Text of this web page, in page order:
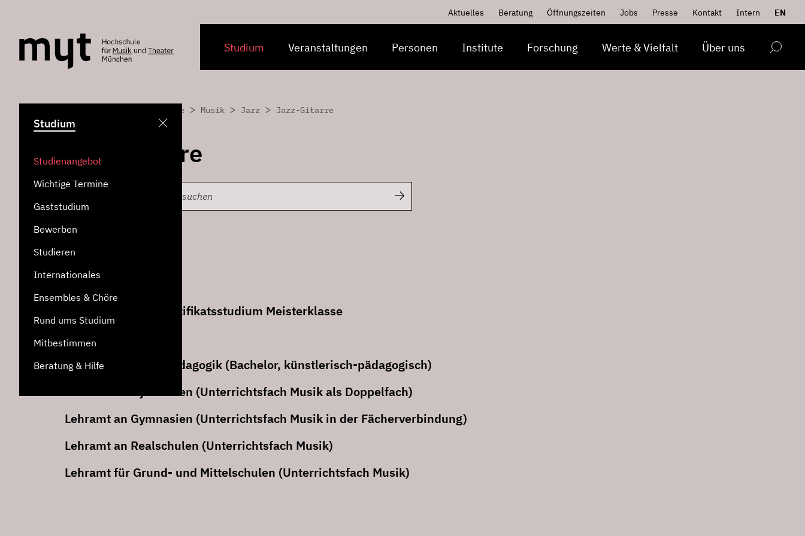
Studium
Studienangebot
Wichtige Termine
Gaststudium
Bewerben
Studieren
Internationales
Ensembles & Chöre
Rund ums Studium
Mitbestimmen
Beratung & Hilfe
Aktuelles Beratung Öffnungszeiten Jobs Presse Kontakt Intern EN
Studium Veranstaltungen Personen Institute Forschung Werte & Vielfalt Über uns
Studiengänge > Musik > Jazz > Jazz-Gitarre
Jazz-Gitarre
Jazz (Bachelor)
Weiterbildendes Zertifikatsstudium Meisterklasse
Jungstudium Musik
Elementare Musikpädagogik (Bachelor, künstlerisch-pädagogisch)
Lehramt an Gymnasien (Unterrichtsfach Musik als Doppelfach)
Lehramt an Gymnasien (Unterrichtsfach Musik in der Fächerverbindung)
Lehramt an Realschulen (Unterrichtsfach Musik)
Lehramt für Grund- und Mittelschulen (Unterrichtsfach Musik)